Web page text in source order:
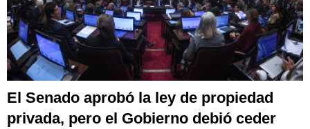
El Senado aprobó la ley de propiedad
privada, pero el Gobierno debió ceder